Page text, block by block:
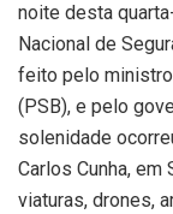
noite desta
Nacional de
feito pelo
(PSB), e pelo
solenidade
Carlos Cunha,
viaturas, drones,